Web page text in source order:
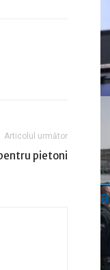
Articolul următor
pietoni